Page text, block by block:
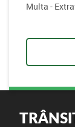
Multa -